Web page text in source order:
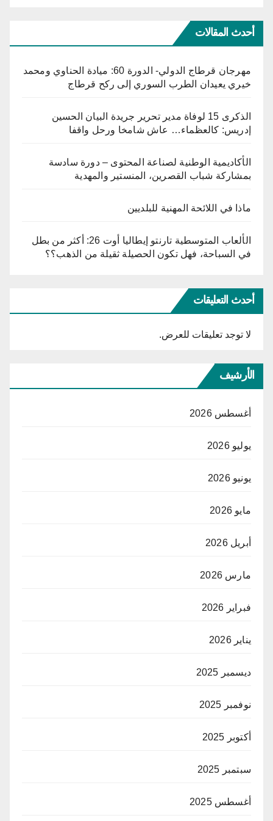
أحدث المقالات
مهرجان قرطاج الدولي- الدورة 60: ميادة الحناوي ومحمد
خيري يعيدان الطرب السوري إلى ركح قرطاج
الذكرى 15 لوفاة مدير تحرير جريدة البيان الحسين
إدريس: كالعظماء… عاش شامخا ورحل واقفا
الأكاديمية الوطنية لصناعة المحتوى – دورة سادسة
بمشاركة شباب القصرين، المنستير والمهدية
ماذا في اللائحة المهنية للبلديين
الألعاب المتوسطية تارنتو إيطاليا أوت 26: أكثر من بطل
في السباحة، فهل تكون الحصيلة ثقيلة من الذهب؟؟
أحدث التعليقات
لا توجد تعليقات للعرض.
الأرشيف
أغسطس 2026
يوليو 2026
يونيو 2026
مايو 2026
أبريل 2026
مارس 2026
فبراير 2026
يناير 2026
ديسمبر 2025
نوفمبر 2025
أكتوبر 2025
سبتمبر 2025
أغسطس 2025